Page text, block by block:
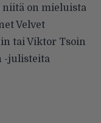
on mieluista
Velvet
tai Viktor Tsoin
-julisteita